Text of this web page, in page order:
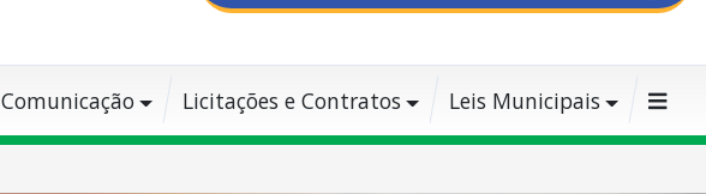
Comunicação Licitações e Contratos Leis Municipais